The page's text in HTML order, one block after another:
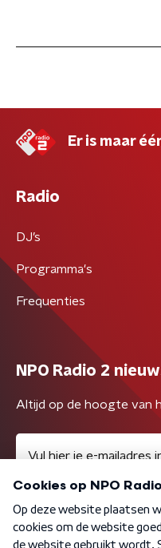
Er is maar
Radio
DJ’s
Programma's
Frequenties
NPO Radio 2
Altijd op de hoogte van